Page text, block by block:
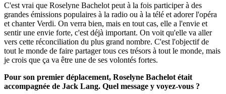
C'est vrai que Roselyne Bachelot peut à la fois participer à des
grandes émissions populaires à la radio ou à la télé et adorer l'opéra
et chanter Verdi. On verra bien, mais en tout cas, elle a l'envie et
sentir une envie forte, c'est déjà important. On voit qu'elle va aller
vers cette réconciliation du plus grand nombre. C'est l'objectif de
tout le monde de faire partager tous ces trésors à tout le monde, mais
je crois que ça va être une de ses volontés fortes.
Pour son premier déplacement, Roselyne Bachelot était
accompagnée de Jack Lang. Quel message y voyez-vous ?